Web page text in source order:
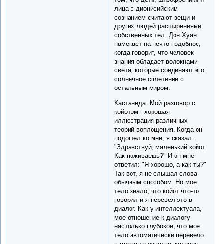
лица с дионисийским
сознанием считают вещи и
других людей расширениями
собственных тел. Дон Хуан
намекает на нечто подобное,
когда говорит, что человек
знания обладает волокнами
света, которые соединяют его
солнечное сплетение с
остальным миром.
Кастанеда: Мой разговор с
койотом - хорошая
иллюстрация различных
теорий воплощения. Когда он
подошел ко мне, я сказал:
"Здравствуй, маленький койот.
Как поживаешь?" И он мне
ответил: "Я хорошо, а как ты?"
Так вот, я не слышал слова
обычным способом. Но мое
тело знало, что койот что-то
говорил и я перевел это в
диалог. Как у интеллектуала,
мое отношение к диалогу
настолько глубокое, что мое
тело автоматически перевело